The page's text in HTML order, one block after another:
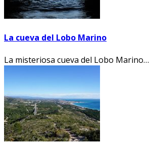
La cueva del Lobo Marino
La misteriosa cueva del Lobo Marino…